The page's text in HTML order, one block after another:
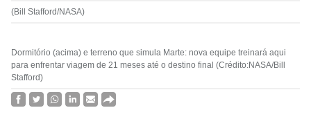
(Bill Stafford/NASA)
Dormitório (acima) e terreno que simula Marte: nova equipe treinará aqui
para enfrentar viagem de 21 meses até o destino final (Crédito:NASA/Bill
Stafford)